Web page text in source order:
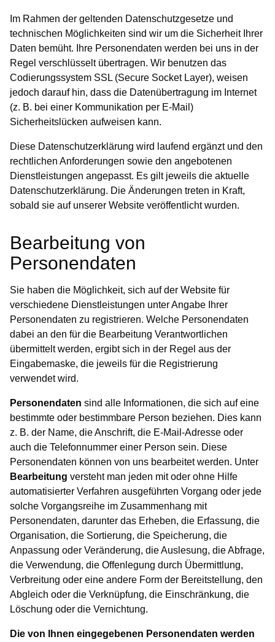
Im Rahmen der geltenden Datenschutzgesetze und
technischen Möglichkeiten sind wir um die Sicherheit Ihrer
Daten bemüht. Ihre Personendaten werden bei uns in der
Regel verschlüsselt übertragen. Wir benutzen das
Codierungssystem SSL (Secure Socket Layer), weisen
jedoch darauf hin, dass die Datenübertragung im Internet
(z. B. bei einer Kommunikation per E-Mail)
Sicherheitslücken aufweisen kann.
Diese Datenschutzerklärung wird laufend ergänzt und den
rechtlichen Anforderungen sowie den angebotenen
Dienstleistungen angepasst. Es gilt jeweils die aktuelle
Datenschutzerklärung. Die Änderungen treten in Kraft,
sobald sie auf unserer Website veröffentlicht wurden.
Bearbeitung von
Personendaten
Sie haben die Möglichkeit, sich auf der Website für
verschiedene Dienstleistungen unter Angabe Ihrer
Personendaten zu registrieren. Welche Personendaten
dabei an den für die Bearbeitung Verantwortlichen
übermittelt werden, ergibt sich in der Regel aus der
Eingabemaske, die jeweils für die Registrierung
verwendet wird.
Personendaten sind alle Informationen, die sich auf eine
bestimmte oder bestimmbare Person beziehen. Dies kann
z. B. der Name, die Anschrift, die E-Mail-Adresse oder
auch die Telefonnummer einer Person sein. Diese
Personendaten können von uns bearbeitet werden. Unter
Bearbeitung versteht man jeden mit oder ohne Hilfe
automatisierter Verfahren ausgeführten Vorgang oder jede
solche Vorgangsreihe im Zusammenhang mit
Personendaten, darunter das Erheben, die Erfassung, die
Organisation, die Sortierung, die Speicherung, die
Anpassung oder Veränderung, die Auslesung, die Abfrage,
die Verwendung, die Offenlegung durch Übermittlung,
Verbreitung oder eine andere Form der Bereitstellung, den
Abgleich oder die Verknüpfung, die Einschränkung, die
Löschung oder die Vernichtung.
Die von Ihnen eingegebenen Personendaten werden